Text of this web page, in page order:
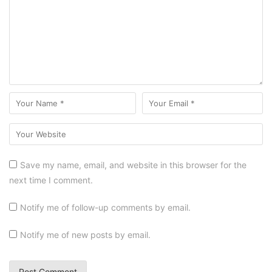
Save my name, email, and website in this browser for the
next time I comment.
Notify me of follow-up comments by email.
Notify me of new posts by email.